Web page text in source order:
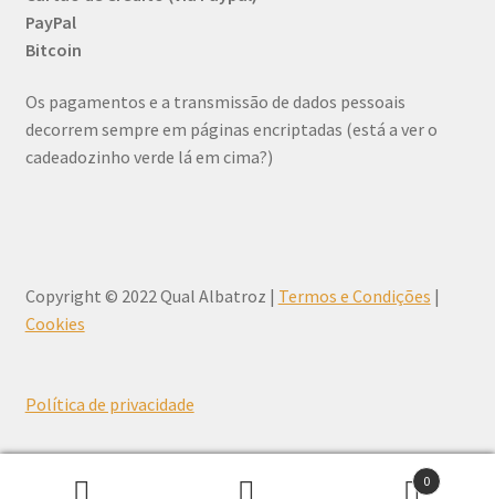
PayPal
Bitcoin
Os pagamentos e a transmissão de dados pessoais
decorrem sempre em páginas encriptadas (está a ver o
cadeadozinho verde lá em cima?)
Copyright © 2022 Qual Albatroz | Termos e Condições |
Cookies
Política de privacidade
0